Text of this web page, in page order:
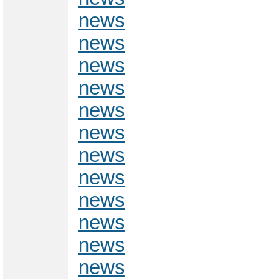
news
news
news
news
news
news
news
news
news
news
news
news